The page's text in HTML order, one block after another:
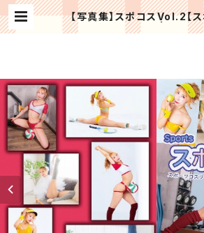
【写真集】スポコスVol.2【
コスプレ×軟体】 | HINA